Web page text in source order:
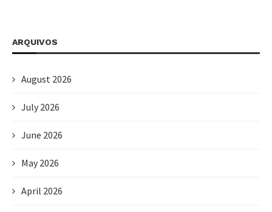
ARQUIVOS
August 2026
July 2026
June 2026
May 2026
April 2026